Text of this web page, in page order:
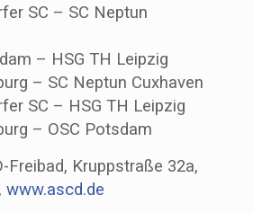
SC – SC Neptun
– HSG TH Leipzig
– SC Neptun Cuxhaven
SC – HSG TH Leipzig
– OSC Potsdam
Freibad, Kruppstraße 32a,
www.ascd.de